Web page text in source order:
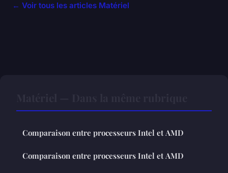
← Voir tous les articles Matériel
Comparaison entre processeurs Intel et AMD
Comparaison entre processeurs Intel et AMD